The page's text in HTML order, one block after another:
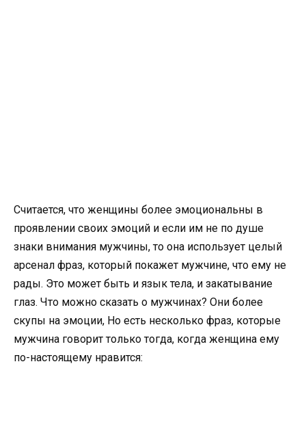
Считается, что женщины более эмоциональны в
проявлении своих эмоций и если им не по душе
знаки внимания мужчины, то она использует целый
арсенал фраз, который покажет мужчине, что ему не
рады. Это может быть и язык тела, и закатывание
глаз. Что можно сказать о мужчинах? Они более
скупы на эмоции, Но есть несколько фраз, которые
мужчина говорит только тогда, когда женщина ему
по-настоящему нравится: